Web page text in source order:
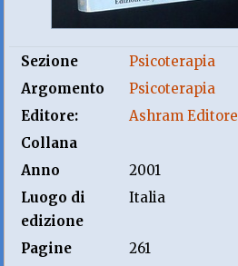
Sezione
Psicoterapia
Argomento
Psicoterapia
Editore:
Ashram Editore
Collana
Anno
2001
Luogo di
edizione
Italia
Pagine
261